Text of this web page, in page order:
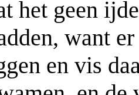
het geen
want
en vis